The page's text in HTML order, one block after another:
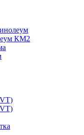
КМ2